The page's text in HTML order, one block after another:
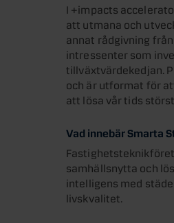
I +impacts
att utmana och
annat rådgivning
intressenter som
tillväxtvärdekedjan.
och är utformat för
att lösa vår tids
Vad innebär Smarta
samhällsnytta och
intelligens med
livskvalitet.